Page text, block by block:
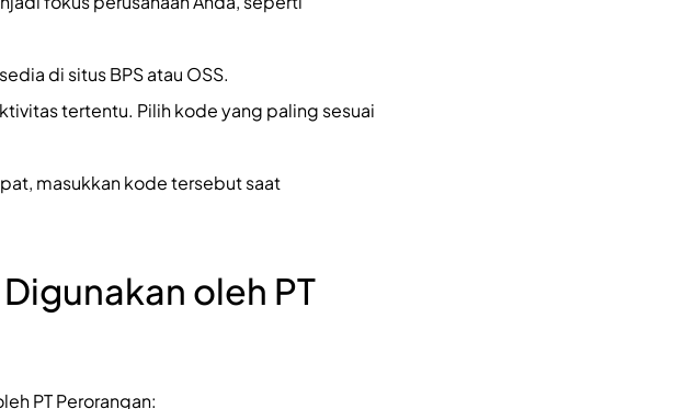
di situs BPS atau OSS.
tertentu. Pilih kode yang paling sesuai
masukkan kode tersebut saat
oleh PT
PT Perorangan: